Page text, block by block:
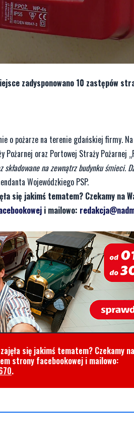
zadysponowano 10 zastępów
o pożarze na terenie gdańskiej firmy.
oraz Portowej Straży Pożarnej
na zewnątrz budynku śmieci.
Wojewódzkiego PSP.
się jakimś tematem? Czekamy na
i mailowo:
się jakimś tematem? Czekamy
strony facebookowej i mailowo:
.